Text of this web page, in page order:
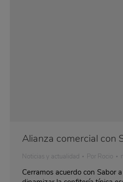
Alianza comercial con
Noticias y actualidad Por Rocio
Cerramos acuerdo con Sabor